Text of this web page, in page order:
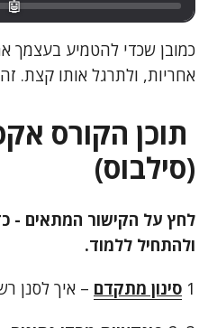
🤖
כמובן שכדי להטמיע בעצמך
אחריות, ולתרגל אותו קצת.
תוכן הקורס
(סילבוס)
לחץ על הקישור המתאים -
ולהתחיל ללמוד.
1 סינון מתקדם – איך לסנן